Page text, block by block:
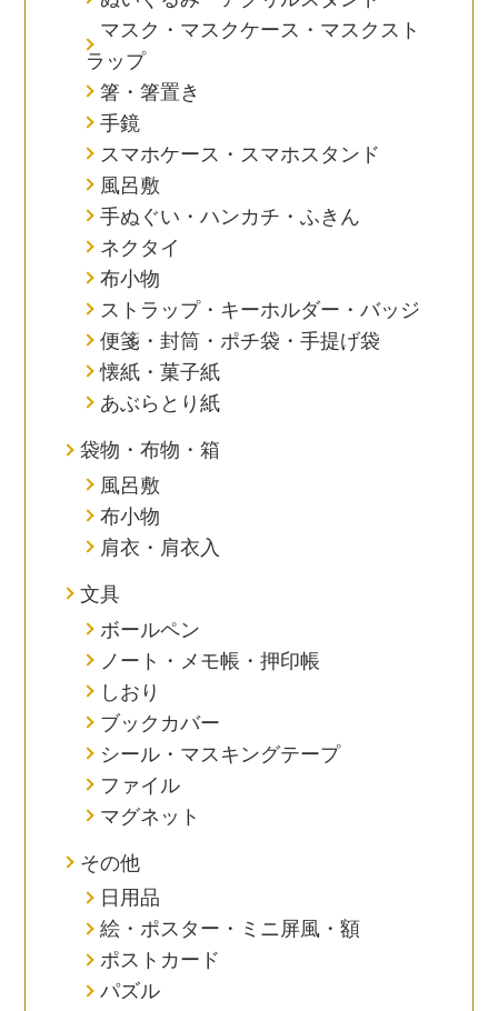
マスク・マスクケース・マスクスト
ラップ
箸・箸置き
手鏡
スマホケース・スマホスタンド
風呂敷
手ぬぐい・ハンカチ・ふきん
ネクタイ
布小物
ストラップ・キーホルダー・バッジ
便箋・封筒・ポチ袋・手提げ袋
懐紙・菓子紙
あぶらとり紙
袋物・布物・箱
風呂敷
布小物
肩衣・肩衣入
文具
ボールペン
ノート・メモ帳・押印帳
しおり
ブックカバー
シール・マスキングテープ
ファイル
マグネット
その他
日用品
絵・ポスター・ミニ屏風・額
ポストカード
パズル